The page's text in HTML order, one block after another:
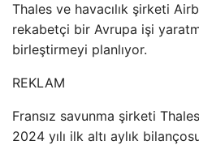
Thales ve havacılık şirketi
rekabetçi bir Avrupa işi
birleştirmeyi planlıyor.
REKLAM
Fransız savunma şirketi
2024 yılı ilk altı aylık